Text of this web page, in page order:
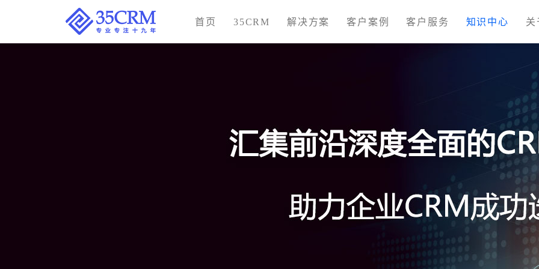
首页 35CRM 解决方案 客户案例 客户服务 知识中心 关